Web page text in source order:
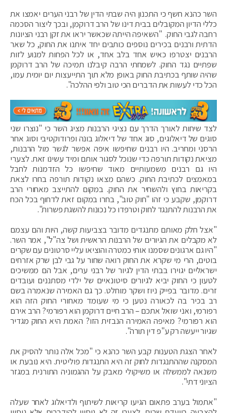
השר כהנא חשף כי התכנון היה שבתי הדין של רבני הערים יאמצו את
כללי הדיון המקובלים בבית דינו של הרב דרוקמן, ובכך ליצור הסכמה
רחבה לגבי החוק. "השאיפה הייתה שכאשר יראו את זקן רבני הציונות
הדתית ורבנים בכירים נוספים כותבים יחד איתנו את החוק, כל שאר
הרבנים יצטרפו כאיש אחד בלב אחד, או לכל הפחות למנוע לזות
שפתיים נגד החוק. לשמחתי הרבה קיבלנו תמיכה של הרב דרוקמן
שהיה שותף בכתיבת החוק באופן מלא תוך התייעצות יום יומית עמו,
הכל כדי לעשות את הדברים הכי טוב ולפי ההלכה".
לצד שיחות לאורך הדרך עם נציגי הרבנות מציג השר כי "נוצרו שני
סוגים של דיאלוגים, סוג אחד של דיאלוג בונה ופרודוקטיבי וסוג אחר
הרסני ומחריב. היו רבנים שחיפשו איפה אפשר לגשר מול הרבנות,
מציאת נקודות תורפה כדי שנוכל לסגור אותם ומיד עשינו זאת. לצערי
היו גם רבנים משמעותיים מאוד שחיפשו כל הזדמנות לחבל
במאמצים לכתיבת החוק. כשהם מצאו נקודות תורפה בחרו לצאת
בקריאות בחוץ ולהשחיר את החוק. במקום להתייצב מאחורי הרב
דרוקמן, שקבע כי זהו "חוק טוב", בחרו במקום זאת לדחוף בכל הכח
את הרבנות להתנגד לחוק וטרפדו כל נכונות להשגת פשרות".
"אצל חלק מאותם מתנגדים מדובר בצביעות קשה, היות והם עצמם
לא מקבלים את הגיורים של הרבנות הראשית ושל צה"ל", אמר השר.
"היו גם ארגונים שסמנו אותי כמטרה והוציאו עליי סרטונים עם שקרים
בוטים, הרי מי שקרא את החוק רואה שחור על גבי לבן שרק אזרחים
ישראליים יגוירו בבתי הדין לגיור של רבני ערים, אבל הם ממשיכים
לטעון כי החוק יביא לגיורים סיטונאיים של ילדי מסתננים ועובדים
זרים. מדובר בפייק ניוז ושקר מוחלט. כך גם האמירה שנאמרה בשם
רב בכיר בה לכאורה נטען כי מי שעומד מאחורי החוק הזה הוא
רפורמי, ואני שואל אתכם – הרב חיים דרוקמן הוא רפורמי? הרב אירם
הוא רפורמי? מאיפה האמירה הנבזית הזו? האמת היא החוק מגדיר
שגיור ייעשה רק ע"פ דין תורה".
לאחר הצגת הטענות קבע השר כהנא כי "מכל אלה נותר להסיק את
המסקנה שההתנגדות לחוק זה היא התנגדות פוליטית. היא נובעת או
משנאה לממשלה או משיקולי מאבק על ההגמוניה התורנית במגזר
הציוני דתי".
"אתמול בערב פתאום הגיעו קריאות לשיתוף ולדיאלוג לאחר שעלה